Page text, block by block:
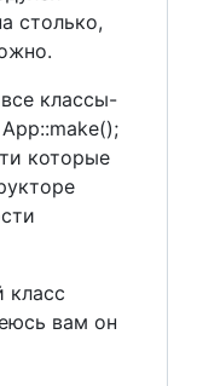
столько,
классы-
которые
класс
вам он